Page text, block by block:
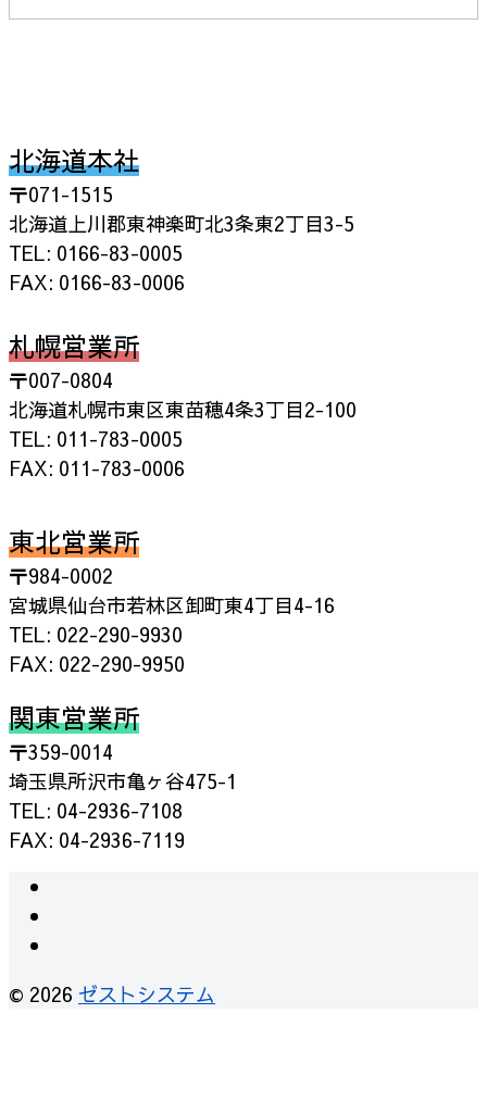
北海道本社
〒071-1515
北海道上川郡東神楽町北3条東2丁目3-5
TEL: 0166-83-0005
FAX: 0166-83-0006
札幌営業所
〒007-0804
北海道札幌市東区東苗穂4条3丁目2-100
TEL: 011-783-0005
FAX: 011-783-0006
東北営業所
〒984-0002
宮城県仙台市若林区卸町東4丁目4-16
TEL: 022-290-9930
FAX: 022-290-9950
関東営業所
〒359-0014
埼玉県所沢市亀ヶ谷475-1
TEL: 04-2936-7108
FAX: 04-2936-7119
© 2026 ゼストシステム